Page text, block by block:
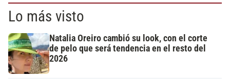
Lo más visto
Natalia Oreiro cambió su look, con el corte
de pelo que será tendencia en el resto del
2026